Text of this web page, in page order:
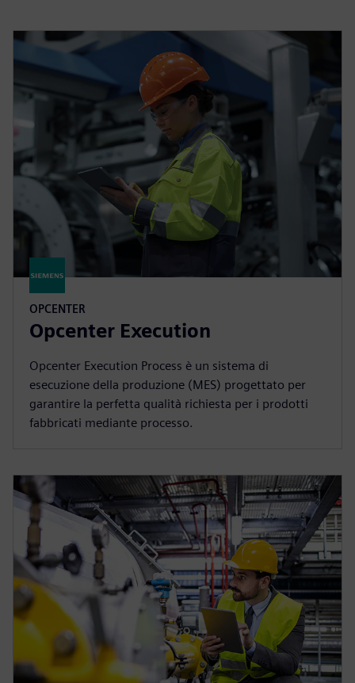
OPCENTER
Opcenter Execution
Opcenter Execution Process è un sistema di
esecuzione della produzione (MES) progettato per
garantire la perfetta qualità richiesta per i prodotti
fabbricati mediante processo.